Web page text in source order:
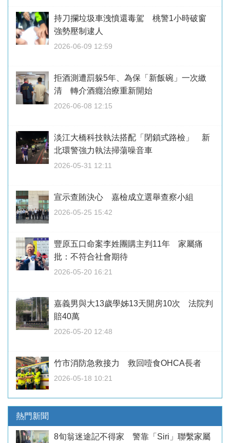
持刀攔垃圾車洩憤還毒駕 桃警1小時破窗
強勢壓制逮人
2026-06-09 12:59
拒酒測遭罰躲5年、為保「新飯碗」一次繳
清 轉介酒癮治療重新開始
2026-06-08 12:15
淡江大橋科技執法搭配「閉鎖式路檢」 新
北環警強力執法掃蕩噪音車
2026-05-31 12:11
宣示查賄決心 嘉檢成立選舉查察小組
2026-05-25 15:42
豐原五口命案李姓團購主判11年 家屬痛
批：不符合社會期待
2026-05-20 16:21
嘉義男與大13歲學姊13天開房10次 法院判
賠40萬
2026-05-20 12:48
竹市消防急救接力 救回噎食OHCA長者
2026-05-18 10:21
熱門新聞
8旬翁迷途記不得家 警靠「Siri」聯繫家屬